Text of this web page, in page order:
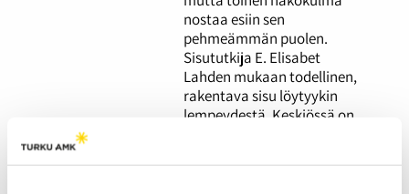
nostaa esiin sen
pehmeämmän puolen.
Sisututkija E. Elisabet
Lahden mukaan todellinen,
rakentava sisu löytyykin
lempeydestä. Keskiössä on